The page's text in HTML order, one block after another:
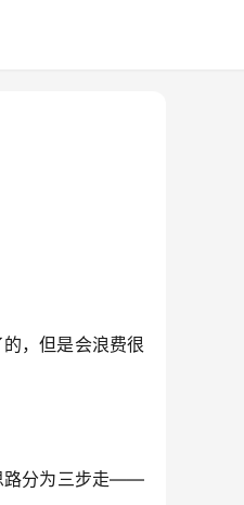
，但是会浪费很
路分为三步走——